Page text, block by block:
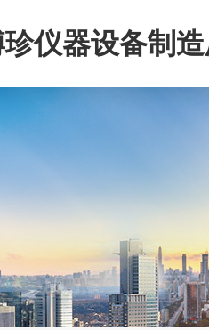
仪器设备制